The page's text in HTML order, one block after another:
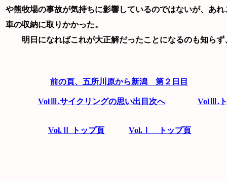
や熊牧場の事故が気持ちに影響しているのではないが、あ
車の収納に取りかかった。
明日になればこれが大正解だったことになるのも知らず
前の頁、五所川原から新潟 第２日目
VolⅢ.サイクリングの思い出目次へ VolⅢ.
Vol.Ⅱ トップ頁 Vol.Ⅰ トップ頁